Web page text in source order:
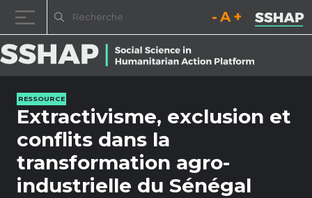
Diminuez la taille de la
Réinitialisez la
RESSOURCE
Extractivisme, exclusion et
conflits dans la
transformation agro-
industrielle du Sénégal